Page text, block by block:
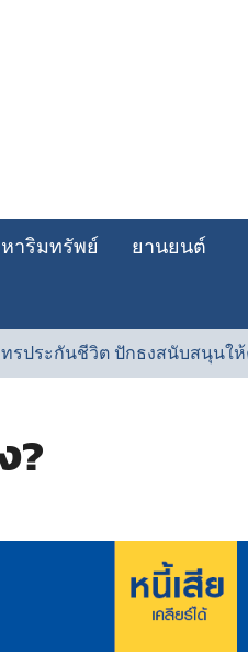
าริมทรัพย์
ยานยนต์
ชีวิต ปักธงสนับสนุนให้คนไทยสุ
?